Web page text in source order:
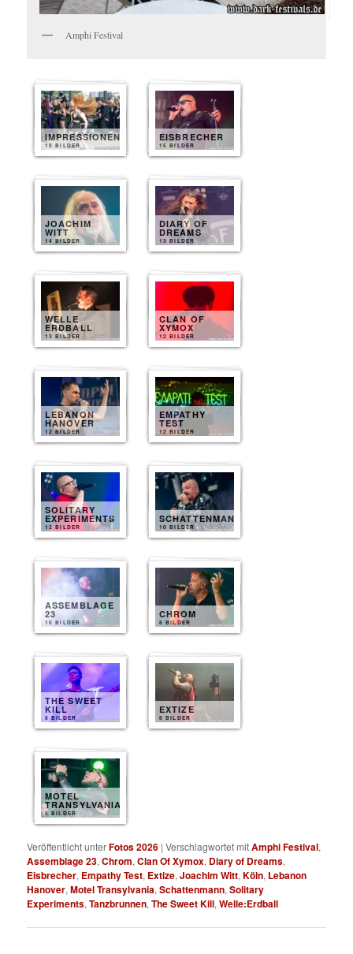
Amphi Festival
IMPRESSIONEN
10 BILDER
EISBRECHER
15 BILDER
JOACHIM
WITT
14 BILDER
DIARY OF
DREAMS
13 BILDER
WELLE
ERDBALL
13 BILDER
CLAN OF
XYMOX
12 BILDER
LEBANON
HANOVER
12 BILDER
EMPATHY
TEST
12 BILDER
SOLITARY
EXPERIMENTS
12 BILDER
SCHATTENMANN
10 BILDER
ASSEMBLAGE
23
10 BILDER
CHROM
8 BILDER
THE SWEET
KILL
8 BILDER
EXTIZE
8 BILDER
MOTEL
TRANSYLVANIA
8 BILDER
Veröffentlicht unterFotos 2026 |Verschlagwortet mitAmphi Festival,
Assemblage 23,Chrom,Clan Of Xymox, Diary of Dreams,
Eisbrecher, Empathy Test, Extize,Joachim Witt,Köln, Lebanon
Hanover,Motel Transylvania,Schattenmann,Solitary
Experiments,Tanzbrunnen,The Sweet Kill,Welle:Erdball